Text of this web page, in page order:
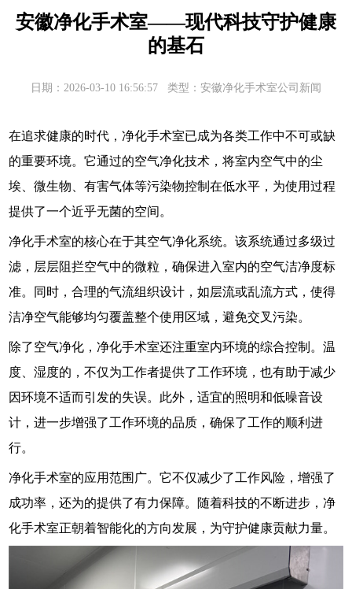
安徽净化手术室——现代科技守护健康
的基石
日期：2026-03-10 16:56:57 类型：安徽净化手术室公司新闻
在追求健康的时代， 净化手术室已成为各类工作中不可或缺
的重要环境。它通过的空气净化技术，将室内空气中的尘
埃、微生物、有害气体等污染物控制在低水平，为使用过程
提供了一个近乎无菌的空间。
净化手术室的核心在于其空气净化系统。该系统通过多级过
滤，层层阻拦空气中的微粒，确保进入室内的空气洁净度标
准。同时，合理的气流组织设计，如层流或乱流方式，使得
洁净空气能够均匀覆盖整个使用区域，避免交叉污染。
除了空气净化，净化手术室还注重室内环境的综合控制。温
度、湿度的，不仅为工作者提供了工作环境，也有助于减少
因环境不适而引发的失误。此外，适宜的照明和低噪音设
计，进一步增强了工作环境的品质，确保了工作的顺利进
行。
净化手术室的应用范围广。它不仅减少了工作风险，增强了
成功率，还为的提供了有力保障。随着科技的不断进步，净
化手术室正朝着智能化的方向发展，为守护健康贡献力量。